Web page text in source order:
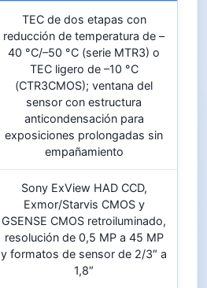
TEC de dos etapas con
reducción de temperatura de –
40 °C/–50 °C (serie MTR3) o
TEC ligero de –10 °C
(CTR3CMOS); ventana del
sensor con estructura
anticondensación para
exposiciones prolongadas sin
empañamiento
Sony ExView HAD CCD,
Exmor/Starvis CMOS y
GSENSE CMOS retroiluminado,
resolución de 0,5 MP a 45 MP
y formatos de sensor de 2/3″ a
1,8″